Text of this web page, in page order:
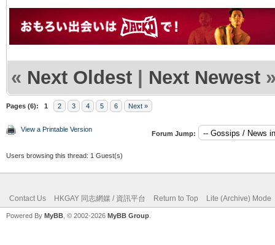
« Next Oldest | Next Newest
Pages (6): 1 2 3 4 5 6 Next »
View a Printable Version
Forum Jump:
Users browsing this thread: 1 Guest(s)
Contact Us HKGAY 同志網媒 / 資訊平台 Return to Top Lite (Archive) Mode
Powered By MyBB , © 2002-2026 MyBB Group